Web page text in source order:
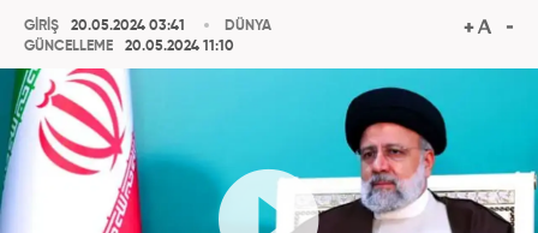
GİRİŞ
20.05.2024 03:41
GÜNCELLEME
20.05.2024 11:10
DÜNYA